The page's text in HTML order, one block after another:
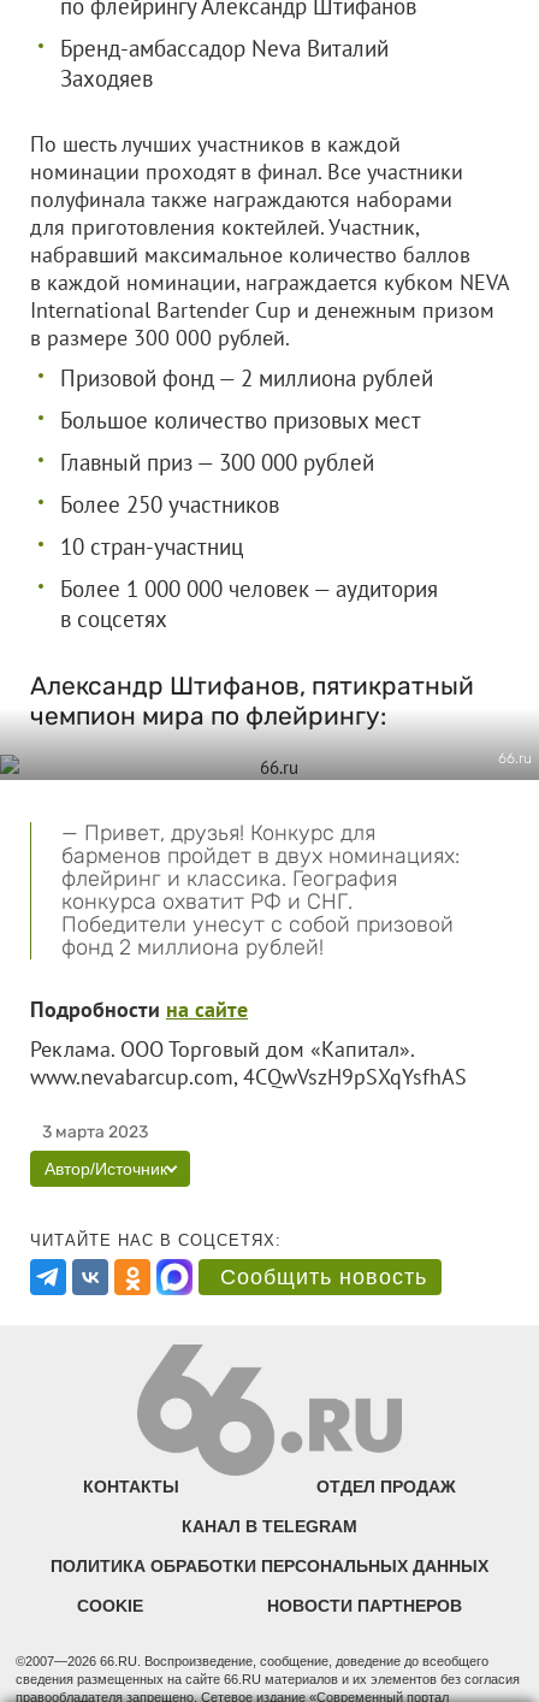
по флейрингу Александр Штифанов
Бренд-амбассадор Neva Виталий
Заходяев
По шесть лучших участников в каждой
номинации проходят в финал. Все участники
полуфинала также награждаются наборами
для приготовления коктейлей. Участник,
набравший максимальное количество баллов
в каждой номинации, награждается кубком NEVA
International Bartender Cup и денежным призом
в размере 300 000 рублей.
Призовой фонд — 2 миллиона рублей
Большое количество призовых мест
Главный приз — 300 000 рублей
Более 250 участников
10 стран-участниц
Более 1 000 000 человек — аудитория
в соцсетях
Александр Штифанов, пятикратный
чемпион мира по флейрингу:
66.ru
— Привет, друзья! Конкурс для
барменов пройдет в двух номинациях:
флейринг и классика. География
конкурса охватит РФ и СНГ.
Победители унесут с собой призовой
фонд 2 миллиона рублей!
Подробности на сайте
Реклама. ООО Торговый дом «Капитал».
www.nevabarcup.com, 4CQwVszH9pSXqYsfhAS
3 марта 2023
Автор/Источник
ЧИТАЙТЕ НАС В СОЦСЕТЯХ:
Сообщить новость
КОНТАКТЫ ОТДЕЛ ПРОДАЖ
КАНАЛ В TELEGRAM
ПОЛИТИКА ОБРАБОТКИ ПЕРСОНАЛЬНЫХ ДАННЫХ
COOKIE НОВОСТИ ПАРТНЕРОВ
©2007—2026 66.RU. Воспроизведение, сообщение, доведение до всеобщего
сведения размещенных на сайте 66.RU материалов и их элементов без согласия
правообладателя запрещено. Сетевое издание «Современный портал